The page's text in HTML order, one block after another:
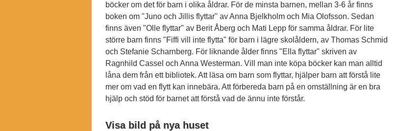
böcker om det för barn i olika åldrar. För de minsta barnen, mellan 3-6 år finns
boken om "Juno och Jillis flyttar" av Anna Bjelkholm och Mia Olofsson. Sedan
finns även "Olle flyttar" av Berit Åberg och Mati Lepp för samma åldrar. För lite
större barn finns "Fiffi vill inte flytta" för barn i lägre skolåldern, av Thomas Schmid
och Stefanie Scharnberg. För liknande ålder finns "Ella flyttar" skriven av
Ragnhild Cassel och Anna Westerman. Vill man inte köpa böcker kan man alltid
låna dem från ett bibliotek. Att läsa om barn som flyttar, hjälper barn att förstå lite
mer om vad en flytt kan innebära. Att förbereda barn på en omställning är en bra
hjälp och stöd för barnet att förstå vad de ännu inte förstår.
Visa bild på nya huset